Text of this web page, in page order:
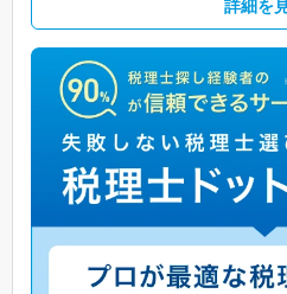
詳細を